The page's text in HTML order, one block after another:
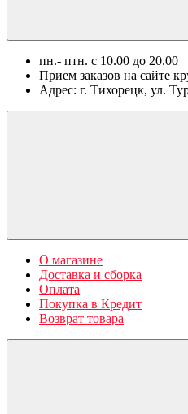
пн.- птн. c 10.00 до 20.00
Прием заказов на сайте
Адрес: г. Тихорецк, ул.
О магазине
Доставка и сборка
Оплата
Покупка в Кредит
Возврат товара